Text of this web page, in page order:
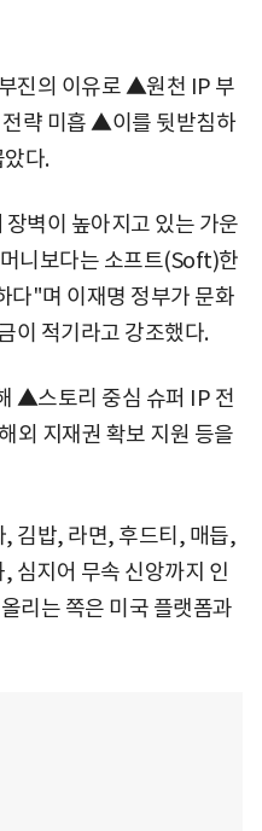
진의 이유로 ▲원천 IP 부
략 미흡 ▲이를 뒷받침하
다.
벽이 높아지고 있는 가운
니보다는 소프트(Soft)한
다"며 이재명 정부가 문화
이 적기라고 강조했다.
▲스토리 중심 슈퍼 IP 전
지재권 확보 지원 등을
김밥, 라면, 후드티, 매듭,
심지어 무속 신앙까지 인
리는 쪽은 미국 플랫폼과